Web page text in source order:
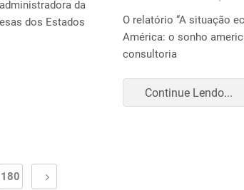
da
dos Estados
O relatório “A situação
América: o sonho
consultoria
Continue Lendo...
180